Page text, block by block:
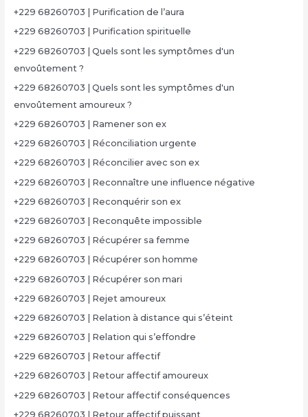
+229 68260703 | Purification de l’aura
+229 68260703 | Purification spirituelle
+229 68260703 | Quels sont les symptômes d'un
envoûtement ?
+229 68260703 | Quels sont les symptômes d'un
envoûtement amoureux ?
+229 68260703 | Ramener son ex
+229 68260703 | Réconciliation urgente
+229 68260703 | Réconcilier avec son ex
+229 68260703 | Reconnaître une influence négative
+229 68260703 | Reconquérir son ex
+229 68260703 | Reconquête impossible
+229 68260703 | Récupérer sa femme
+229 68260703 | Récupérer son homme
+229 68260703 | Récupérer son mari
+229 68260703 | Rejet amoureux
+229 68260703 | Relation à distance qui s’éteint
+229 68260703 | Relation qui s’effondre
+229 68260703 | Retour affectif
+229 68260703 | Retour affectif amoureux
+229 68260703 | Retour affectif conséquences
+229 68260703 | Retour affectif puissant